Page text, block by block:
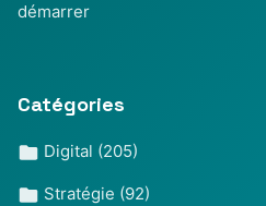
démarrer
Catégories
Digital (205)
Stratégie (92)